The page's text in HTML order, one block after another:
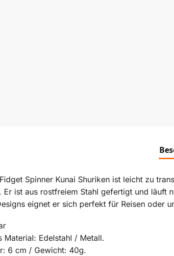
Spinner Kunai Shuriken ist leicht zu
Er ist aus rostfreiem Stahl gefertigt und läuft
eignet er sich perfekt für Reisen oder
Material: Edelstahl / Metall.
6 cm / Gewicht: 40g.